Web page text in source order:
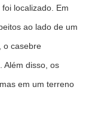
localizado. Em
ao lado de um
o casebre
Além disso, os
em um terreno